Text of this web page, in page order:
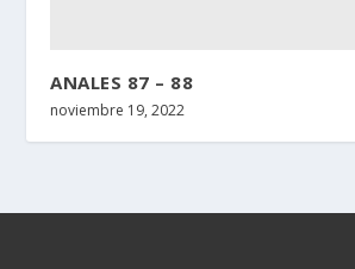
ANALES 87 – 88
noviembre 19, 2022